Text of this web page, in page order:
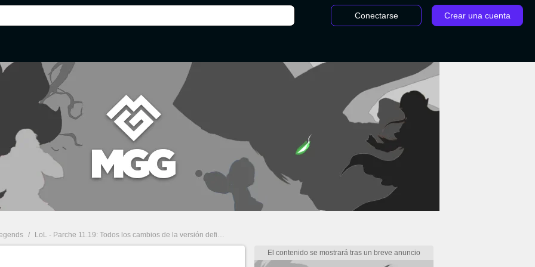
Conectarse Crear una cuenta
/ LoL - Parche 11.19: Todos los cambios de la versión definitiva de Worlds 2021 y la llegada de Vex